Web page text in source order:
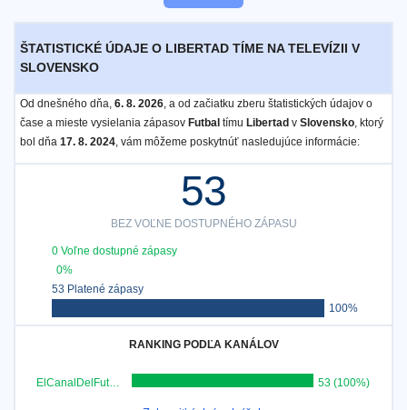
ŠTATISTICKÉ ÚDAJE O LIBERTAD TÍME NA TELEVÍZII V
SLOVENSKO
Od dnešného dňa, 6. 8. 2026, a od začiatku zberu štatistických údajov o
čase a mieste vysielania zápasov Futbal tímu Libertad v Slovensko, ktorý
bol dňa 17. 8. 2024, vám môžeme poskytnúť nasledujúce informácie:
53
BEZ VOĽNE DOSTUPNÉHO ZÁPASU
0 Voľne dostupné zápasy
0%
53 Platené zápasy
100%
RANKING PODĽA KANÁLOV
ElCanalDelFutbol.com 53 (100%)